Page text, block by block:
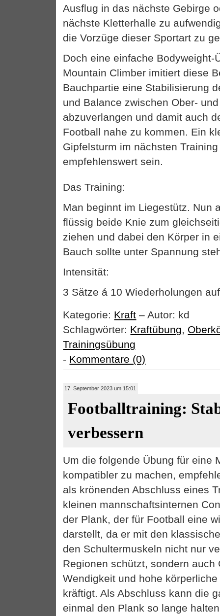
Ausflug in das nächste Gebirge
nächste Kletterhalle zu
die Vorzüge dieser Sportart zu
Doch eine einfache Bodyweight-
Mountain Climber imitiert diese
Bauchpartie eine Stabilisierung
und Balance zwischen Ober-
abzuverlangen und damit auch
Football nahe zu kommen. Ein
Gipfelsturm im nächsten
empfehlenswert sein.
Das Training:
Man beginnt im Liegestütz. Nun
flüssig beide Knie zum
ziehen und dabei den Körper in
Bauch sollte unter Spannung
Intensität:
3 Sätze á 10 Wiederholungen
Kategorie: Kraft – Autor: kd
Schlagwörter: Kraftübung,
Trainingsübung
- Kommentare (0)
17. September 2023 um 15:01
Footballtraining:
verbessern
Um die folgende Übung für eine
kompatibler zu machen,
als krönenden Abschluss eines
kleinen mannschaftsinternen
der Plank, der für Football eine
darstellt, da er mit den
den Schultermuskeln nicht nur
Regionen schützt, sondern auch
Wendigkeit und hohe
kräftigt. Als Abschluss kann die
einmal den Plank so lange